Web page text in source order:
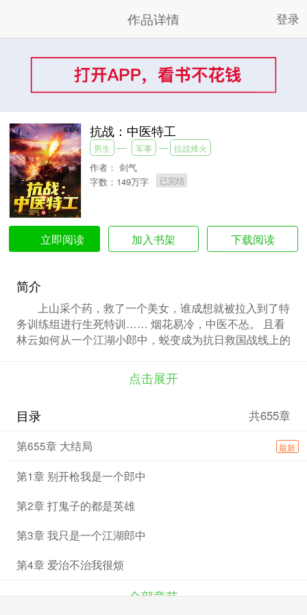
作品详情 登录
抗战：中医特工
男生 军事 抗战烽火
作者： 剑气
字数：149万字
已完结
立即阅读 加入书架 下载阅读
简介
上山采个药，救了一个美女，谁成想就被拉入到了特
务训练组进行生死特训…… 烟花易冷，中医不怂。 且看
林云如何从一个江湖小郎中，蜕变成为抗日救国战线上的
点击展开
目录 共655章
第655章 大结局 最新
第1章 别开枪我是一个郎中
第2章 打鬼子的都是英雄
第3章 我只是一个江湖郎中
第4章 爱治不治我很烦
全部章节